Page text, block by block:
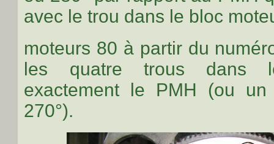
avec le trou dans le bloc
moteurs 80 à partir du
les quatre trous dans
exactement le PMH (ou
270°).